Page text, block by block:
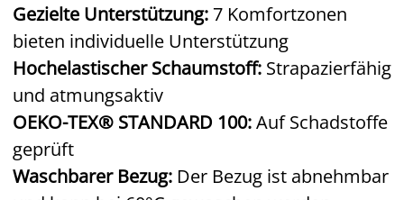
Gezielte Unterstützung:7 Komfortzonen
bieten individuelle Unterstützung
Hochelastischer Schaumstoff: Strapazierfähig
und atmungsaktiv
OEKO-TEX® STANDARD 100:Auf Schadstoffe
geprüft
Waschbarer Bezug: Der Bezug ist abnehmbar